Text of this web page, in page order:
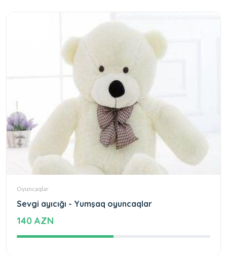
Oyuncaqlar
Sevgi ayıcığı - Yumşaq oyuncaqlar
140 AZN